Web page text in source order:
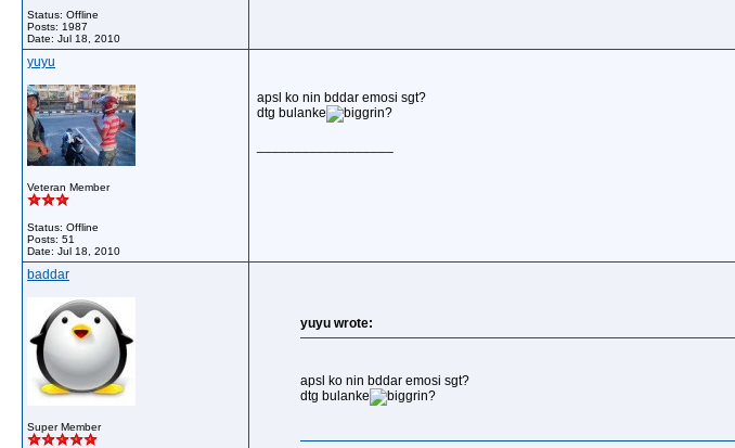
Status: Offline
Posts: 1987
Date: Jul 18, 2010
yuyu
Veteran Member
Status: Offline
Posts: 51
Date: Jul 18, 2010
apsl ko nin bddar emosi sgt?
dtg bulanke
?
baddar
Super Member
yuyu wrote:
apsl ko nin bddar emosi sgt?
dtg bulanke
?